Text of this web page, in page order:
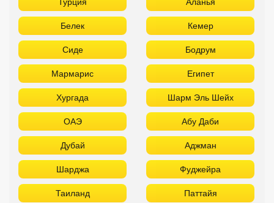
Белек Кемер
Сиде Бодрум
Мармарис Египет
Хургада Шарм Эль Шейх
ОАЭ Абу Даби
Дубай Аджман
Шарджа Фуджейра
Таиланд Паттайя